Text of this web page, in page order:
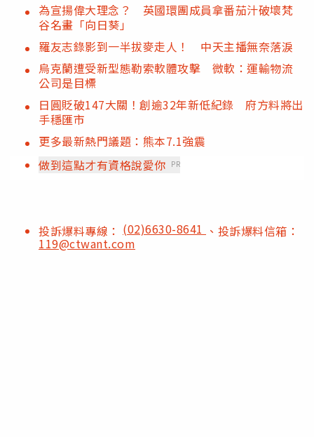
為宣揚偉大理念？ 英國環團成員拿番茄汁破壞梵
谷名畫「向日葵」
羅友志錄影到一半拔麥走人！ 中天主播無奈落淚
烏克蘭遭受新型態勒索軟體攻擊 微軟：運輸物流
公司是目標
日圓貶破147大關！創逾32年新低紀錄 府方料將出
手穩匯市
更多最新熱門議題：熊本7.1強震
做到這點才有資格說愛你 PR
投訴爆料專線： (02)6630-8641 、投訴爆料信箱：
119@ctwant.com